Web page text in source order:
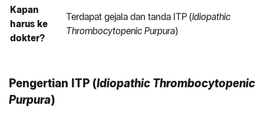
Kapan
harus ke
dokter?
Terdapat gejala dan tanda ITP (Idiopathic
Thrombocytopenic Purpura)
Pengertian ITP (Idiopathic Thrombocytopenic
Purpura)